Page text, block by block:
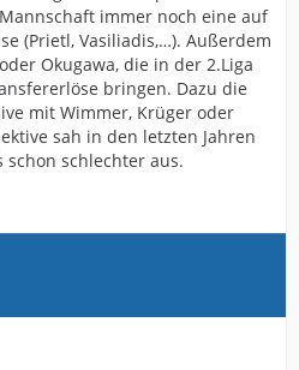
immer noch eine auf
(Prietl, Vasiliadis,…). Außerdem
Okugawa, die in der 2.Liga
bringen. Dazu die
mit Wimmer, Krüger oder
sah in den letzten Jahren
schlechter aus.